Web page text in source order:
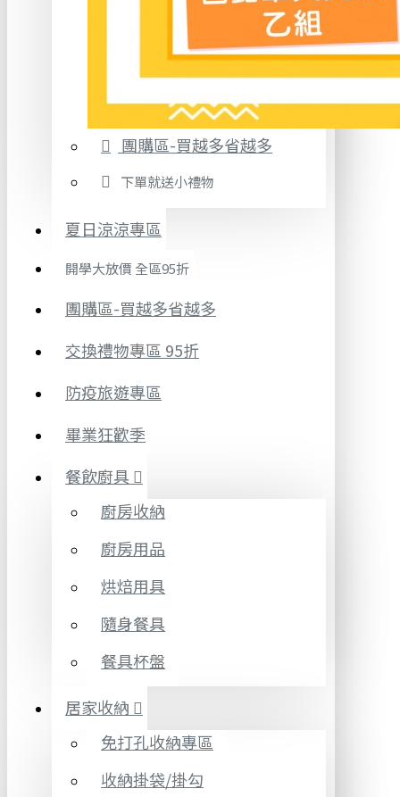
團購區-買越多省越多
下單就送小禮物
夏日涼涼專區
開學大放價 全區95折
團購區-買越多省越多
交換禮物專區 95折
防疫旅遊專區
畢業狂歡季
餐飲廚具
廚房收納
廚房用品
烘焙用具
隨身餐具
餐具杯盤
居家收納
免打孔收納專區
收納掛袋/掛勾